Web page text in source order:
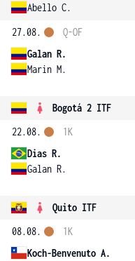
Abello C.
27.08.
Galan R.
Marin M.
Q-OF
Bogotá 2 ITF
22.08.
Dias R.
Galan R.
1K
Quito ITF
08.08.
Koch-Benvenuto A.
1K